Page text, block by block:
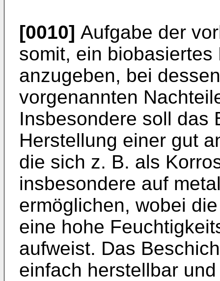
[0010] Aufgabe der
somit, ein
anzugeben, bei
vorgenannten
Insbesondere soll das
Herstellung einer gut
die sich z. B. als
insbesondere auf
ermöglichen, wobei
eine hohe
aufweist. Das
einfach herstellbar